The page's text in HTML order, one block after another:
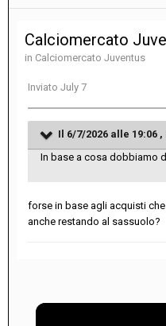
in Calciomercato Juventus
Inviato July 7
Il 6/7/2026 alle 19:06 ,
In base a cosa dobbiamo
forse in base agli acquisti
anche restando al sassuolo?